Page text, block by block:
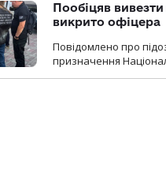
Пообіцяв
викрито офіцера
Повідомлено про
призначення